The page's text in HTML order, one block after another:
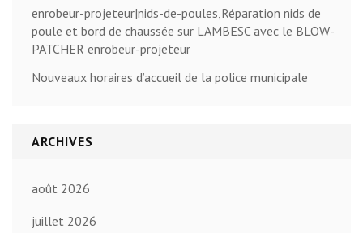
enrobeur-projeteur|nids-de-poules,Réparation nids de
poule et bord de chaussée sur LAMBESC avec le BLOW-
PATCHER enrobeur-projeteur
Nouveaux horaires d’accueil de la police municipale
ARCHIVES
août 2026
juillet 2026